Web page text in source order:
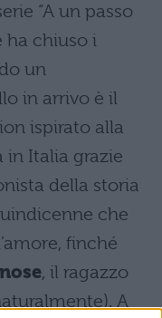
“A un passo
ha chiuso i
un
in arrivo è il
ispirato alla
in Italia grazie
della storia
che
finché
, il ragazzo
A